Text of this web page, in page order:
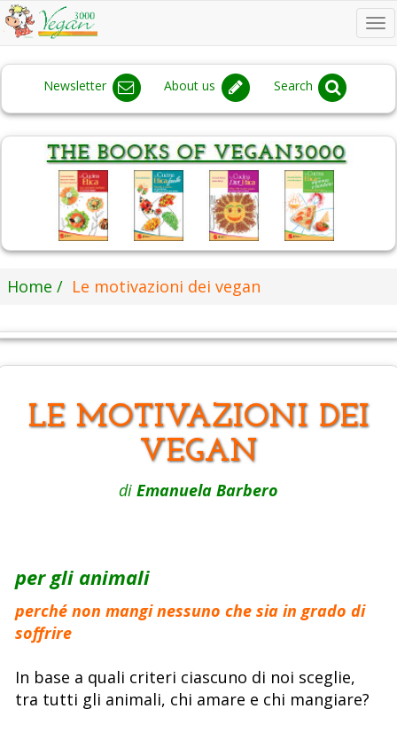
Newsletter About us Search
Home Le motivazioni dei vegan
LE MOTIVAZIONI DEI
VEGAN
di Emanuela Barbero
per gli animali
perché non mangi nessuno che sia in grado di
soffrire
In base a quali criteri ciascuno di noi sceglie,
tra tutti gli animali, chi amare e chi mangiare?